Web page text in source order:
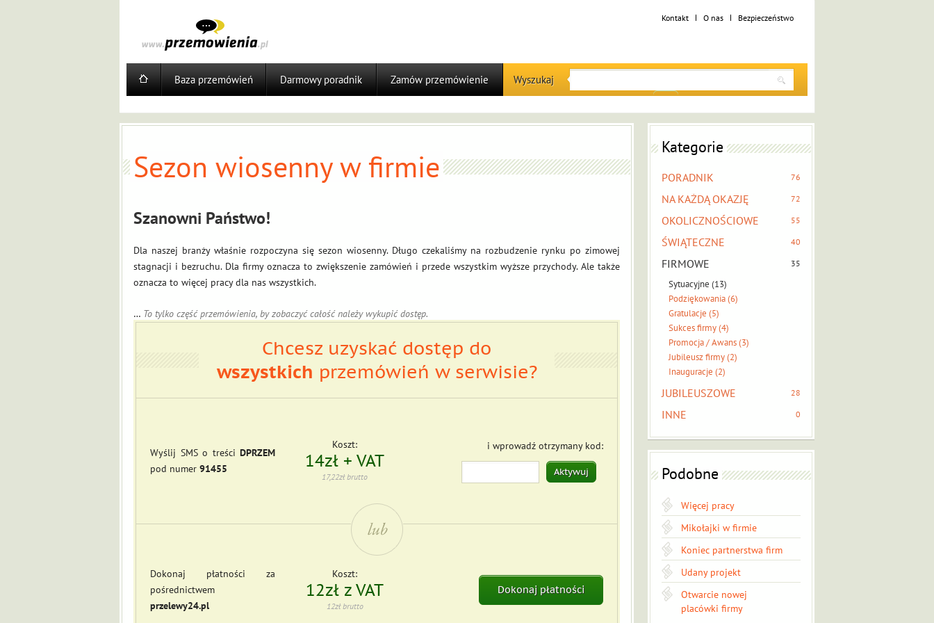
Kontakt O nas Bezpieczeństwo
Baza przemówień Darmowy poradnik Zamów przemówienie Wyszukaj
Sezon wiosenny w firmie
Szanowni Państwo!
Dla naszej branży właśnie rozpoczyna się sezon wiosenny. Długo czekaliśmy na rozbudzenie rynku po zimowej
stagnacji i bezruchu. Dla firmy oznacza to zwiększenie zamówień i przede wszystkim wyższe przychody. Ale także
oznacza to więcej pracy dla nas wszystkich.
… To tylko część przemówienia, by zobaczyć całość należy wykupić dostęp.
Chcesz uzyskać dostęp do
wszystkich przemówień w serwisie?
Wyślij SMS o treści DPRZEM
pod numer 91455
Koszt:
14zł + VAT
17,22zł brutto
i wprowadź otrzymany kod:
Aktywuj
Dokonaj płatności za
pośrednictwem
przelewy24.pl
Koszt:
12zł z VAT
12zł brutto
Dokonaj płatności
Kategorie
PORADNIK 76
NA KAŻDĄ OKAZJĘ 72
OKOLICZNOŚCIOWE 55
ŚWIĄTECZNE 40
FIRMOWE 35
Sytuacyjne (13)
Podziękowania (6)
Gratulacje (5)
Sukces firmy (4)
Promocja / Awans (3)
Jubileusz firmy (2)
Inauguracje (2)
JUBILEUSZOWE 28
INNE 0
Podobne
Więcej pracy
Mikołajki w firmie
Koniec partnerstwa firm
Udany projekt
Otwarcie nowej
placówki firmy